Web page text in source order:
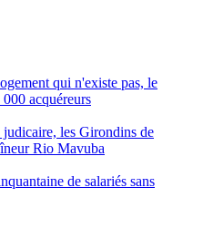
qui n'existe pas, le
acquéreurs
les Girondins de
Rio Mavuba
de salariés sans